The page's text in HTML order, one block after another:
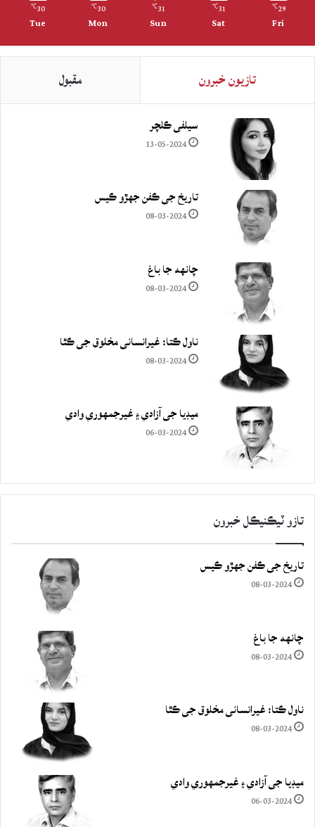
29
℃
Fri
31
℃
Sat
31
℃
Sun
30
℃
Mon
30
℃
Tue
تازيون خبرون مقبول
سيلفي ڪلچر
13-05-2024
تاريخ جي ڪفن جھڙو ڪيس
08-03-2024
چانهه جا باغ
08-03-2024
ناول ڪتا: غيرانساني مخلوق جي ڪٿا
08-03-2024
ميڊيا جي آزادي ۽ غيرجمھوري وادي
06-03-2024
تازو ٽيڪنيڪل خبرون
تاريخ جي ڪفن جھڙو ڪيس
08-03-2024
چانهه جا باغ
08-03-2024
ناول ڪتا: غيرانساني مخلوق جي ڪٿا
08-03-2024
ميڊيا جي آزادي ۽ غيرجمھوري وادي
06-03-2024